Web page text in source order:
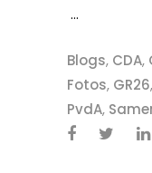
...
Blogs, CDA,
Fotos, GR26,
PvdA,